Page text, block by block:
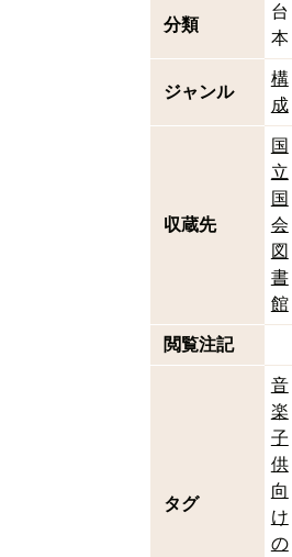
分類
台
本
ジャンル
構
成
収蔵先
国
立
国
会
図
書
館
閲覧注記
タグ
音
楽
子
供
向
け
の